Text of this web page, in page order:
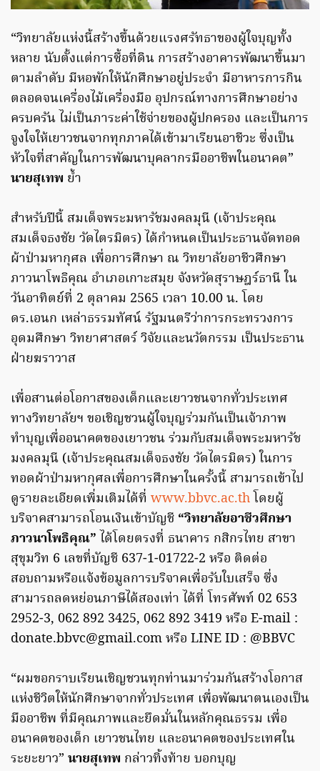
“วิทยาลัยแห่งนี้สร้างขึ้นด้วยแรงศรัทธาของผู้ใจบุญทั้ง
หลาย นับตั้งแต่การซื้อที่ดิน การสร้างอาคารพัฒนาขึ้นมา
ตามลำดับ มีหอพักให้นักศึกษาอยู่ประจำ มีอาหารการกิน
ตลอดจนเครื่องไม้เครื่องมือ อุปกรณ์ทางการศึกษาอย่าง
ครบครัน ไม่เป็นภาระค่าใช้จ่ายของผู้ปกครอง และเป็นการ
จูงใจให้เยาวชนจากทุกภาคได้เข้ามาเรียนอาชีวะ ซึ่งเป็น
หัวใจที่สาคัญในการพัฒนาบุคลากรมืออาชีพในอนาคต”
นายสุเทพ ย้ำ
สำหรับปีนี้ สมเด็จพระมหารัชมงคลมุนี (เจ้าประคุณ
สมเด็จธงชัย วัดไตรมิตร) ได้กำหนดเป็นประธานจัดทอด
ผ้าป่ามหากุศล เพื่อการศึกษา ณ วิทยาลัยอาชีวศึกษา
ภาวนาโพธิคุณ อำเภอเกาะสมุย จังหวัดสุราษฎร์ธานี ใน
วันอาทิตย์ที่ 2 ตุลาคม 2565 เวลา 10.00 น. โดย
ดร.เอนก เหล่าธรรมทัศน์ รัฐมนตรีว่าการกระทรวงการ
อุดมศึกษา วิทยาศาสตร์ วิจัยและนวัตกรรม เป็นประธาน
ฝ่ายฆราวาส
เพื่อสานต่อโอกาสของเด็กและเยาวชนจากทั่วประเทศ
ทางวิทยาลัยฯ ขอเชิญชวนผู้ใจบุญร่วมกันเป็นเจ้าภาพ
ทำบุญเพื่ออนาคตของเยาวชน ร่วมกับสมเด็จพระมหารัช
มงคลมุนี (เจ้าประคุณสมเด็จธงชัย วัดไตรมิตร) ในการ
ทอดผ้าป่ามหากุศลเพื่อการศึกษาในครั้งนี้ สามารถเข้าไป
ดูรายละเอียดเพิ่มเติมได้ที่ www.bbvc.ac.th โดยผู้
บริจาคสามารถโอนเงินเข้าบัญชี “วิทยาลัยอาชีวศึกษา
ภาวนาโพธิคุณ” ได้โดยตรงที่ ธนาคาร กสิกรไทย สาขา
สุขุมวิท 6 เลขที่บัญชี 637-1-01722-2 หรือ ติดต่อ
สอบถามหรือแจ้งข้อมูลการบริจาคเพื่อรับใบเสร็จ ซึ่ง
สามารถลดหย่อนภาษีได้สองเท่า ได้ที่ โทรศัพท์ 02 653
2952-3, 062 892 3425, 062 892 3419 หรือ E-mail :
donate.bbvc@gmail.comหรือ LINE ID : @BBVC
“ผมขอกราบเรียนเชิญชวนทุกท่านมาร่วมกันสร้างโอกาส
แห่งชีวิตให้นักศึกษาจากทั่วประเทศ เพื่อพัฒนาตนเองเป็น
มืออาชีพ ที่มีคุณภาพและยึดมั่นในหลักคุณธรรม เพื่อ
อนาคตของเด็ก เยาวชนไทย และอนาคตของประเทศใน
ระยะยาว” นายสุเทพ กล่าวทิ้งท้าย บอกบุญ